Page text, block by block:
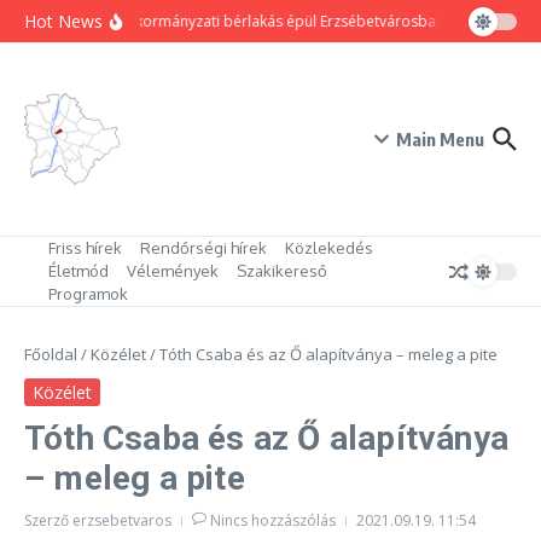
Ugrás a tartalomhoz
Hot News80 új önkormányzati bérlakás épül Erzsébetvárosban Hogyan
Main Menu
Friss hírek Rendőrségi hírek
Közlekedés
Életmód
Vélemények
Szakikereső
Programok
Főoldal / Közélet/Tóth Csaba és az Ő alapítványa – meleg a pite
Közélet
Tóth Csaba és az Ő alapítványa
– meleg a pite
Szerző erzsebetvaros Nincs hozzászólás 2021.09.19. 11:54